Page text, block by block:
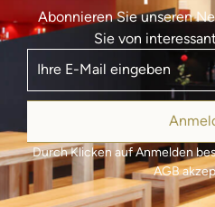
Abonnieren Sie unseren
Sie von
Durch Klicken auf Anmelden
AGB